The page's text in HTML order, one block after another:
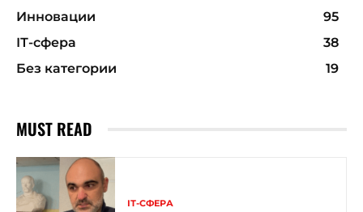
Инновации
95
ІТ-сфера
38
Без категории
19
MUST READ
ІТ-СФЕРА